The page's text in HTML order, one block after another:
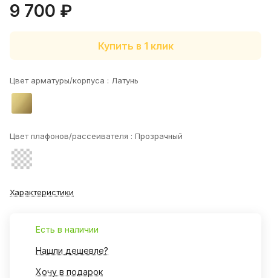
9 700 ₽
Купить в 1 клик
Цвет арматуры/корпуса : Латунь
Цвет плафонов/рассеивателя : Прозрачный
Характеристики
Есть в наличии
Нашли дешевле?
Хочу в подарок